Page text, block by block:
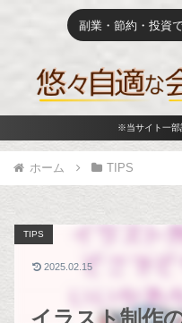
副業・節約・投資
※当サイト一部
ホーム TIPS
イラスト制作
TIPS
2025.02.15